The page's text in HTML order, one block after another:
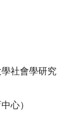
社會學研究
心）